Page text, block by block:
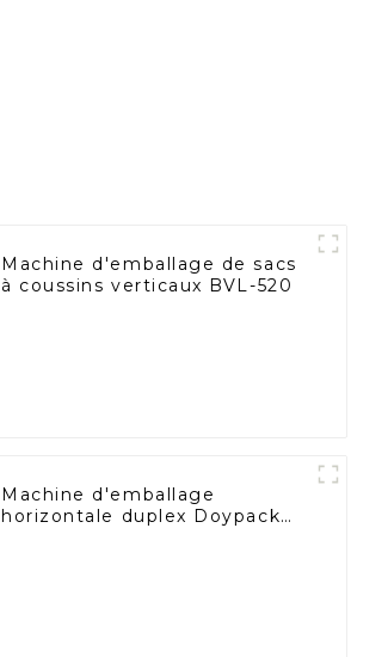
Machine d'emballage de sacs
à coussins verticaux BVL-520
Machine d'emballage
horizontale duplex Doypack